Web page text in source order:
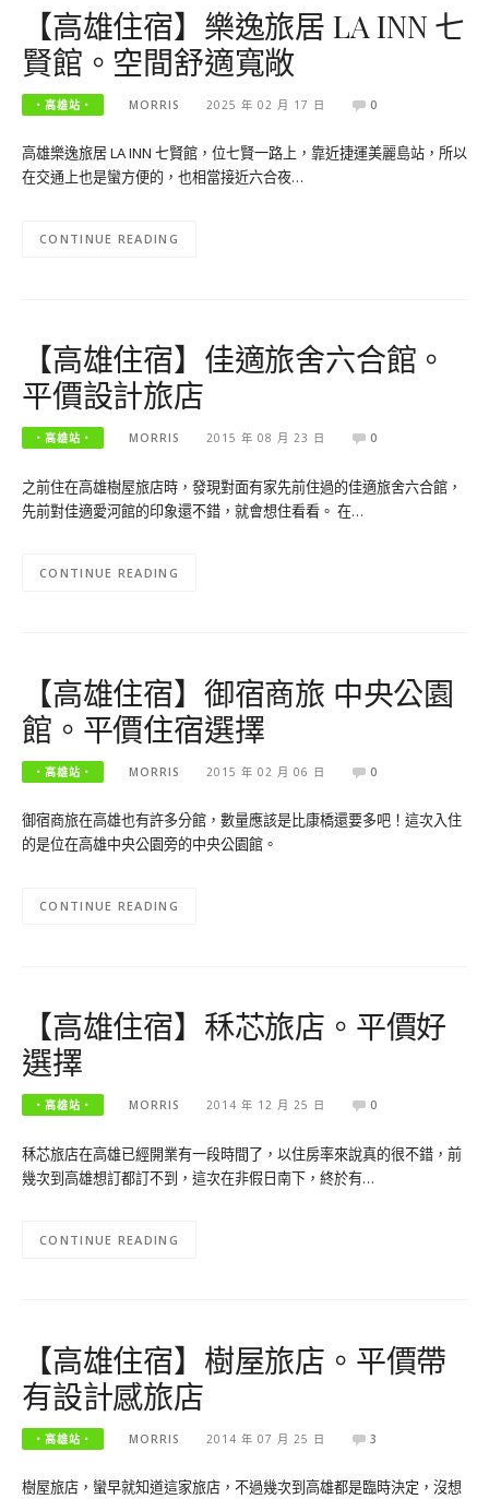
【高雄住宿】樂逸旅居 LA INN 七
賢館。空間舒適寬敞
‧高雄站‧ MORRIS 2025 年 02 月 17 日 0
高雄樂逸旅居 LA INN 七賢館，位七賢一路上，靠近捷運美麗島站，所以
在交通上也是蠻方便的，也相當接近六合夜…
CONTINUE READING
【高雄住宿】佳適旅舍六合館。
平價設計旅店
‧高雄站‧ MORRIS 2015 年 08 月 23 日 0
之前住在高雄樹屋旅店時，發現對面有家先前住過的佳適旅舍六合館，
先前對佳適愛河館的印象還不錯，就會想住看看。 在…
CONTINUE READING
【高雄住宿】御宿商旅 中央公園
館。平價住宿選擇
‧高雄站‧ MORRIS 2015 年 02 月 06 日 0
御宿商旅在高雄也有許多分館，數量應該是比康橋還要多吧！這次入住
的是位在高雄中央公園旁的中央公園館。
CONTINUE READING
【高雄住宿】秝芯旅店。平價好
選擇
‧高雄站‧ MORRIS 2014 年 12 月 25 日 0
秝芯旅店在高雄已經開業有一段時間了，以住房率來說真的很不錯，前
幾次到高雄想訂都訂不到，這次在非假日南下，終於有…
CONTINUE READING
【高雄住宿】樹屋旅店。平價帶
有設計感旅店
‧高雄站‧ MORRIS 2014 年 07 月 25 日 3
樹屋旅店，蠻早就知道這家旅店，不過幾次到高雄都是臨時決定，沒想